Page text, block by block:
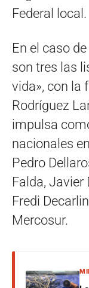
Federal local.
En el caso
son tres las
vida», con la
Rodríguez
impulsa
nacionales
Pedro
Falda, Javier
Fredi
Mercosur.